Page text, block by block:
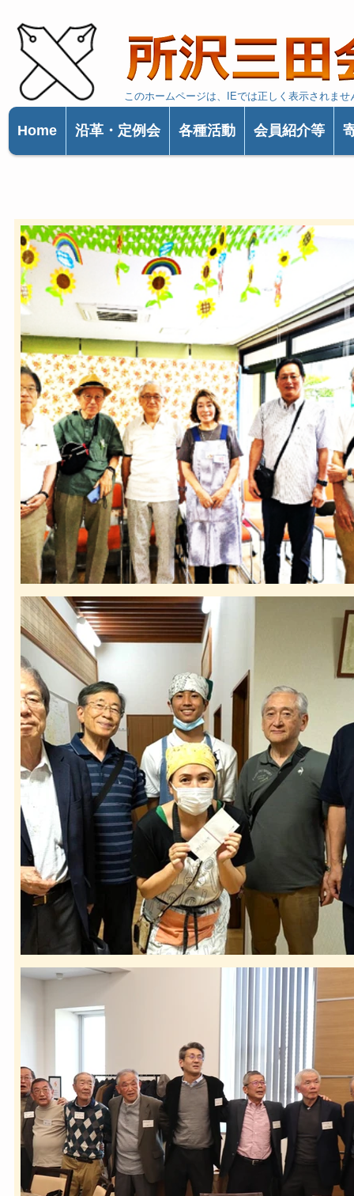
このホームページは、IEでは正しく表示されませ
Home 沿革・定例会 各種活動 会員紹介等